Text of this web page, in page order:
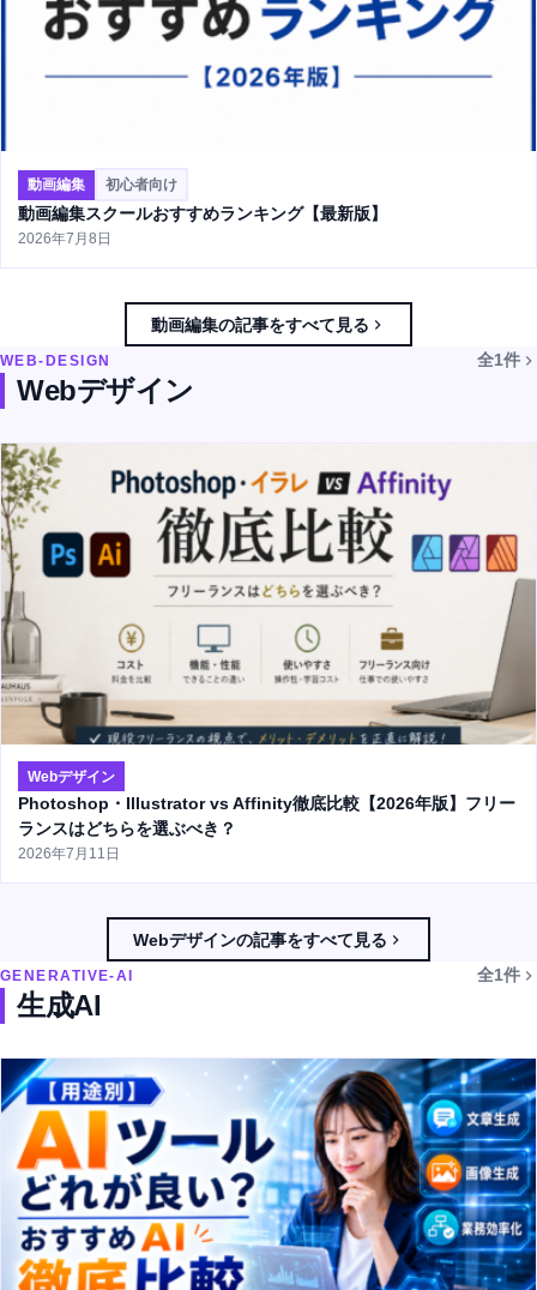
動画編集 初心者向け
動画編集スクールおすすめランキング【最新版】
2026年7月8日
動画編集の記事をすべて見る
WEB-DESIGN
Webデザイン
全1件
Webデザイン
Photoshop・Illustrator vs Affinity徹底比較【2026年版】フリー
ランスはどちらを選ぶべき？
2026年7月11日
Webデザインの記事をすべて見る
GENERATIVE-AI
生成AI
全1件